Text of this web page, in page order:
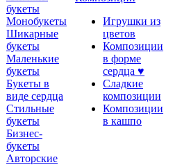
букеты
Монобукеты
Шикарные
букеты
Маленькие
букеты
Букеты в
виде сердца
Стильные
букеты
Бизнес-
букеты
Авторские
Игрушки из
цветов
Композиции
в форме
сердца ♥
Сладкие
композиции
Композиции
в кашпо